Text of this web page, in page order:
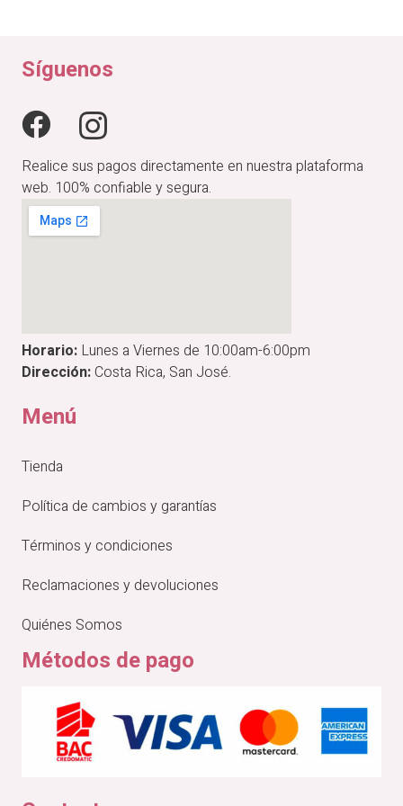
₡28,900.00.
Síguenos
Realice sus pagos directamente en nuestra plataforma
web. 100% confiable y segura.
Horario: Lunes a Viernes de 10:00am-6:00pm
Dirección:Costa Rica, San José.
Menú
Tienda
Política de cambios y garantías
Términos y condiciones
Reclamaciones y devoluciones
Quiénes Somos
Métodos de pago